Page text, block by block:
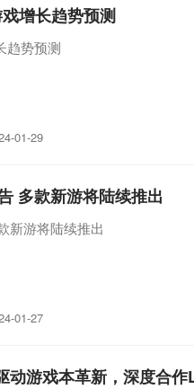
01-29
增长趋势预测
趋势预测
01-27
多款新游将陆续推出
新游将陆续推出
动游戏本革新，深度合